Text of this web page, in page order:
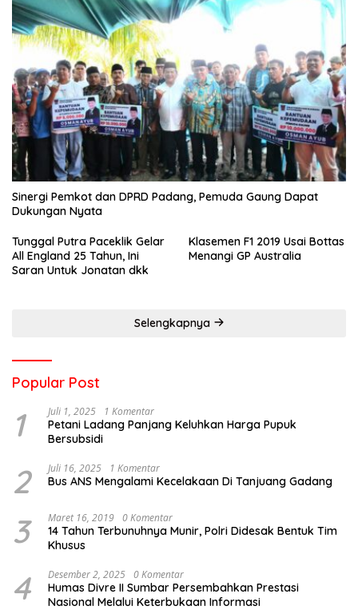
Sinergi Pemkot dan DPRD Padang, Pemuda Gaung Dapat
Dukungan Nyata
Tunggal Putra Paceklik Gelar
All England 25 Tahun, Ini
Saran Untuk Jonatan dkk
Klasemen F1 2019 Usai Bottas
Menangi GP Australia
Selengkapnya
Popular Post
1 Juli 1, 2025 1 Komentar
Petani Ladang Panjang Keluhkan Harga Pupuk
Bersubsidi
2 Juli 16, 2025 1 Komentar
Bus ANS Mengalami Kecelakaan Di Tanjuang Gadang
3 Maret 16, 2019 0 Komentar
14 Tahun Terbunuhnya Munir, Polri Didesak Bentuk Tim
Khusus
4 Desember 2, 2025 0 Komentar
Humas Divre II Sumbar Persembahkan Prestasi
Nasional Melalui Keterbukaan Informasi